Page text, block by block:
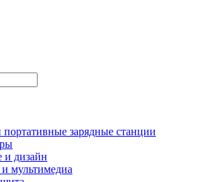
портативные зарядные станции
и дизайн
мультимедиа